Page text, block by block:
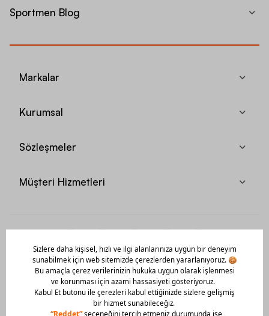
Sportmen Blog
Markalar
Kurumsal
Sözleşmeler
Müşteri Hizmetleri
Mobil Uygulamamızı Hemen İndir!